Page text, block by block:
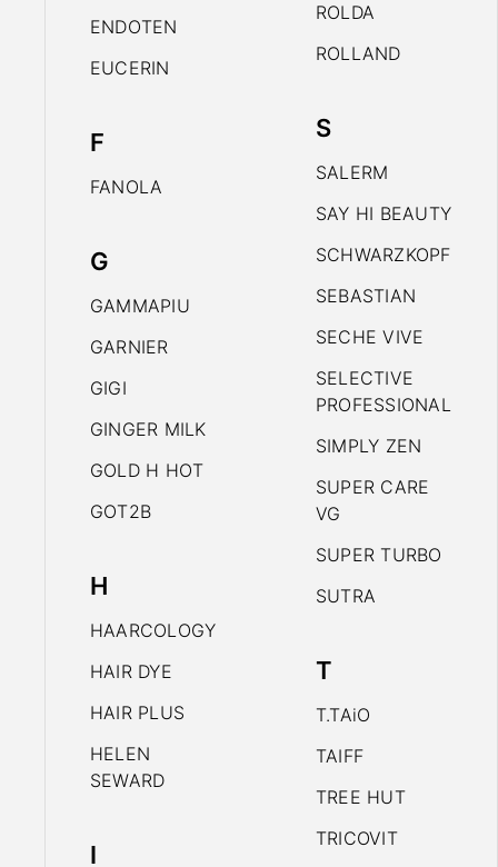
ENDOTEN
EUCERIN
F
FANOLA
G
GAMMAPIU
GARNIER
GIGI
GINGER MILK
GOLD H HOT
GOT2B
H
HAARCOLOGY
HAIR DYE
HAIR PLUS
HELEN
SEWARD
I
ROLDA
ROLLAND
S
SALERM
SAY HI BEAUTY
SCHWARZKOPF
SEBASTIAN
SECHE VIVE
SELECTIVE
PROFESSIONAL
SIMPLY ZEN
SUPER CARE
VG
SUPER TURBO
SUTRA
T
T.TAiO
TAIFF
TREE HUT
TRICOVIT